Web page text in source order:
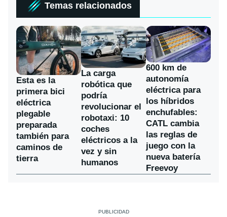
Temas relacionados
Esta es la
primera bici
eléctrica
plegable
preparada
también para
caminos de
tierra
La carga
robótica que
podría
revolucionar el
robotaxi: 10
coches
eléctricos a la
vez y sin
humanos
600 km de
autonomía
eléctrica para
los híbridos
enchufables:
CATL cambia
las reglas de
juego con la
nueva batería
Freevoy